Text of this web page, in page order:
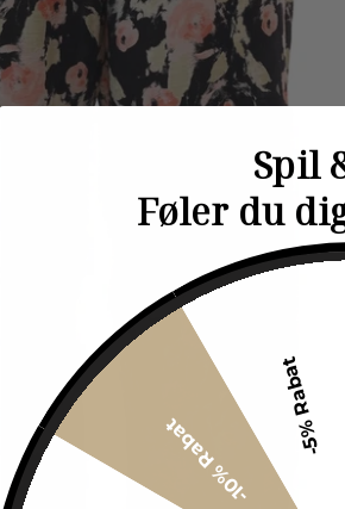
Spil
Føler du
-10% Rabat
-5% Rabat